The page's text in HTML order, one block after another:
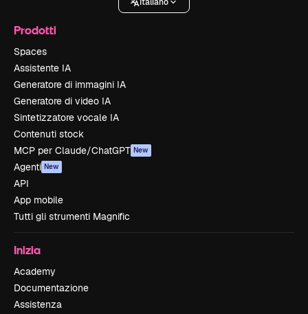
Prodotti
Spaces
Assistente IA
Generatore di immagini IA
Generatore di video IA
Sintetizzatore vocale IA
Contenuti stock
MCP per Claude/ChatGPT New
Agenti New
API
App mobile
Tutti gli strumenti Magnific
Inizia
Academy
Documentazione
Assistenza